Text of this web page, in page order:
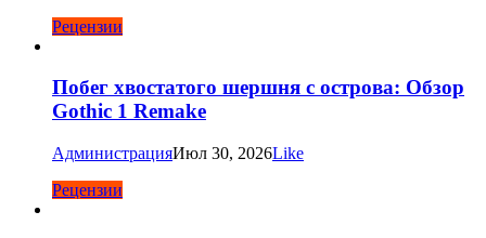
Рецензии
Побег хвостатого шершня с острова: Обзор
Gothic 1 Remake
АдминистрацияИюл 30, 2026Like
Рецензии